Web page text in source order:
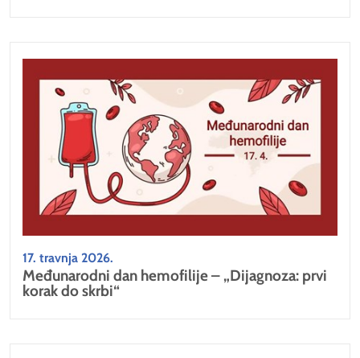
17. travnja 2026.
Međunarodni dan hemofilije – „Dijagnoza: prvi
korak do skrbi“